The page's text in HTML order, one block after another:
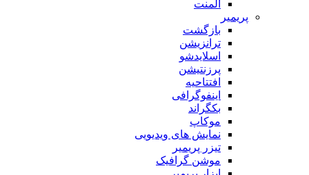
المنت
پریمیر
بازگشت
ترانزیشن
اسلایدشو
پرزنتیشن
افتتاحیه
اینفوگرافی
بکگراند
موکاپ
نمایش های ویدیویی
تیزر پریمیر
موشن گرافیک